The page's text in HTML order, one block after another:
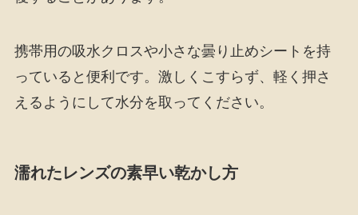
携帯用の吸水クロスや小さな曇り止めシートを持
っていると便利です。激しくこすらず、軽く押さ
えるようにして水分を取ってください。
濡れたレンズの素早い乾かし方